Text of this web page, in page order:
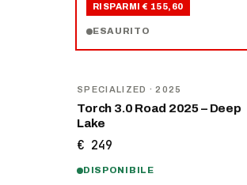
RISPARMI € 155,60
ESAURITO
SPECIALIZED · 2025
Torch 3.0 Road 2025 – Deep
Lake
€ 249
DISPONIBILE